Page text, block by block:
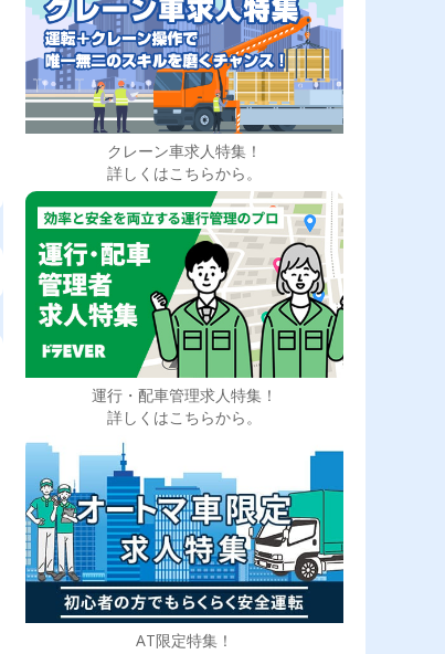
クレーン車求人特集！
詳しくはこちらから。
運行・配車管理求人特集！
詳しくはこちらから。
AT限定特集！